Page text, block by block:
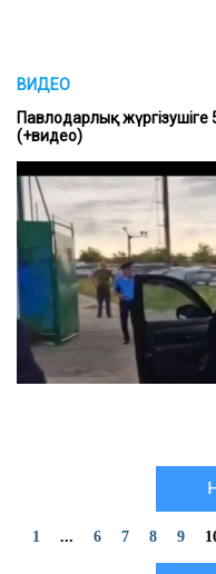
ВИДЕО
Павлодарлық
(+видео)
1 ... 6 7 8 9